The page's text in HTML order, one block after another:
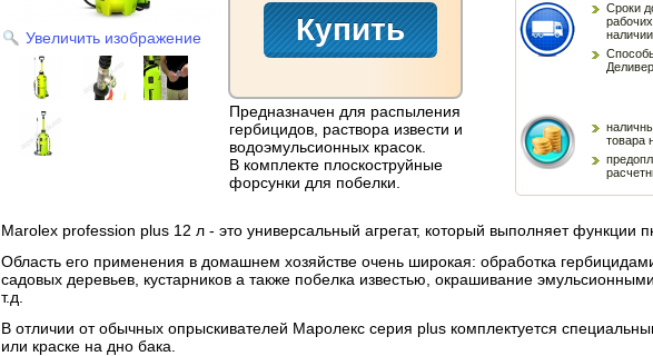
Увеличить изображение
Предназначен для распыления
гербицидов, раствора извести и
водоэмульсионных красок.
В комплекте плоскоструйные
форсунки для побелки.
Сроки
товара
Marolex profession plus 12 л - это универсальный агрегат, который выполняет функции
Область его применения в домашнем хозяйстве очень широкая: обработка
садовых деревьев, кустарников а также побелка известью, окрашивание
т.д.
В отличии от обычных опрыскивателей Маролекс серия plus комплектуется
или краске на дно бака.